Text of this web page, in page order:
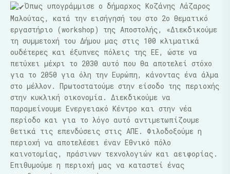
Όπως υπογράμμισε ο δήμαρχος Κοζάνης Λάζαρος
Μαλούτας, κατά την εισήγησή του στο 2ο θεματικό
εργαστήριο (workshop) της Αποστολής, «Διεκδικούμε
τη συμμετοχή του Δήμου μας στις 100 κλιματικά
ουδέτερες και έξυπνες πόλεις της ΕΕ, ώστε να
πετύχει μέχρι το 2030 αυτό που θα αποτελεί στόχο
για το 2050 για όλη την Ευρώπη, κάνοντας ένα άλμα
στο μέλλον. Πρωτοστατούμε στην είσοδο της περιοχής
στην κυκλική οικονομία. Διεκδικούμε να
παραμείνουμε Ενεργειακό Κέντρο και στην νέα
περίοδο και για το λόγο αυτό αντιμετωπίζουμε
θετικά τις επενδύσεις στις ΑΠΕ. Φιλοδοξούμε η
περιοχή να αποτελέσει έναν Εθνικό πόλο
καινοτομίας, πράσινων τεχνολογιών και αειφορίας.
Επιθυμούμε η περιοχή μας να καταστεί ένας